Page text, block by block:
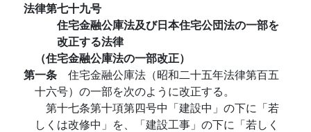
法律第七十九号
住宅金融公庫法及び日本住宅公団法の一部を
改正する法律
（住宅金融公庫法の一部改正）
第一条 住宅金融公庫法（昭和二十五年法律第百五
十六号）の一部を次のように改正する。
第十七条第十項第四号中「建設中」の下に「若
しくは改修中」を、「建設工事」の下に「若しく